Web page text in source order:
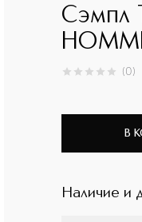
Сэмпл
0из 0 (0)
В
Наличие и